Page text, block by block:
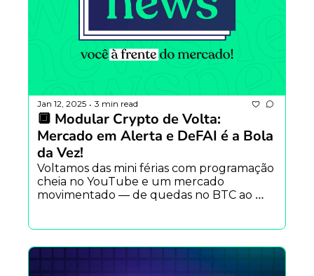
Jan 12, 2025 • 3 min read
🔲 Modular Crypto de Volta:
Mercado em Alerta e DeFAI é a Bola
da Vez!
Voltamos das mini férias com programação
cheia no YouTube e um mercado
movimentado — de quedas no BTC ao